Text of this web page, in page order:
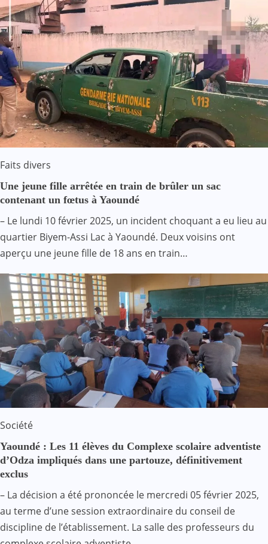
Faits divers
Une jeune fille arrêtée en train de brûler un sac
contenant un fœtus à Yaoundé
– Le lundi 10 février 2025, un incident choquant a eu lieu au
quartier Biyem-Assi Lac à Yaoundé. Deux voisins ont
aperçu une jeune fille de 18 ans en train…
Société
Yaoundé : Les 11 élèves du Complexe scolaire adventiste
d’Odza impliqués dans une partouze, définitivement
exclus
– La décision a été prononcée le mercredi 05 février 2025,
au terme d’une session extraordinaire du conseil de
discipline de l’établissement. La salle des professeurs du